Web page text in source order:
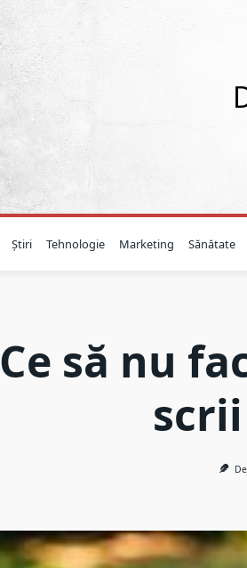
Știri Tehnologie Marketing Sănătate
Ce să nu